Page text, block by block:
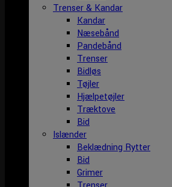
Trenser & Kandar
Kandar
Næsebånd
Pandebånd
Trenser
Bidløs
Tøjler
Hjælpetøjler
Træktove
Bid
Islænder
Beklædning Rytter
Bid
Grimer